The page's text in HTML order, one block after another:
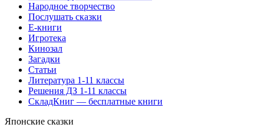
Народное творчество
Послушать сказки
Е-книги
Игротека
Кинозал
Загадки
Статьи
Литература 1-11 классы
Решения ДЗ 1-11 классы
СкладКниг — бесплатные книги
Японские сказки